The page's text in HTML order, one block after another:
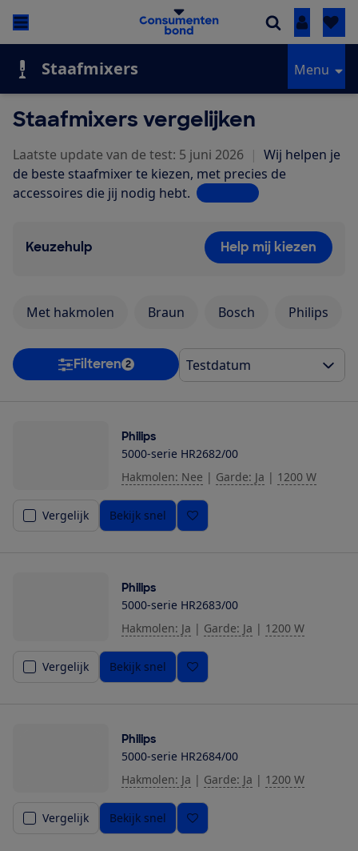
Inloggen
Staafmixers Menu
Staafmixers vergelijken
Laatste update van de test: 5 juni 2026 | Wij helpen je
de beste staafmixer te kiezen, met precies de
accessoires die jij nodig hebt. Lees meer
Keuzehulp Help mij kiezen
Met hakmolen Braun Bosch Philips
Filteren 2
Philips
5000-serie HR2682/00
Hakmolen: Nee | Garde: Ja | 1200 W
Vergelijk Bekijk snel
Philips
5000-serie HR2683/00
Hakmolen: Ja | Garde: Ja | 1200 W
Vergelijk Bekijk snel
Philips
5000-serie HR2684/00
Hakmolen: Ja | Garde: Ja | 1200 W
Vergelijk Bekijk snel